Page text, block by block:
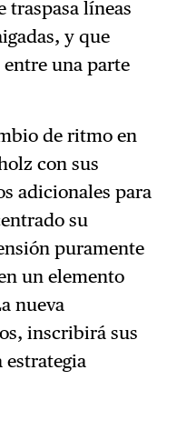
traspasa líneas
y que
una parte
de ritmo en
con sus
adicionales para
su
puramente
un elemento
nueva
inscribirá sus
estrategia